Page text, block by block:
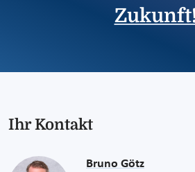
Ihr Kontakt
Bruno Götz